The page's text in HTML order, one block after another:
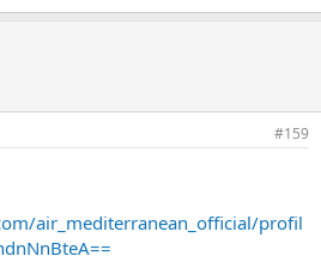
#159
air_mediterranean_official/profil